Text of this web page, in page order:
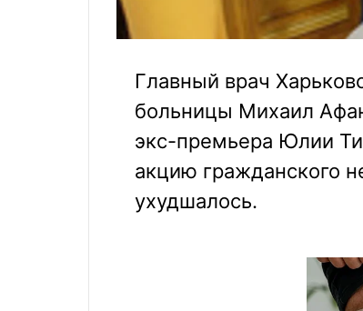
Главный врач
больницы Михаил
экс-премьера Юлии
акцию гражданского
ухудшалось.